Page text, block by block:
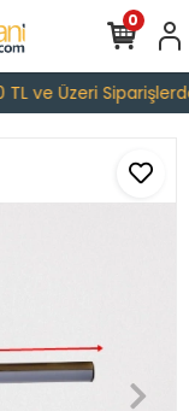
TL ve Üzeri
0